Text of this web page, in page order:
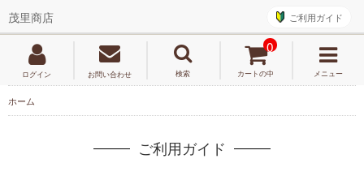
茂里商店 ご利用ガイド
ログイン お問い合わせ 検索 カートの中
0
メニュー
ホーム
ご利用ガイド